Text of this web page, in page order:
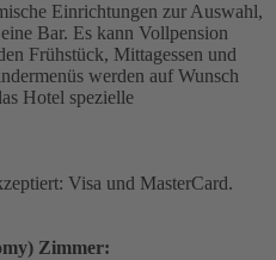
Einrichtungen zur Auswahl,
Bar. Es kann Vollpension
Frühstück, Mittagessen und
werden auf Wunsch
Hotel spezielle
Visa und MasterCard.
Zimmer: